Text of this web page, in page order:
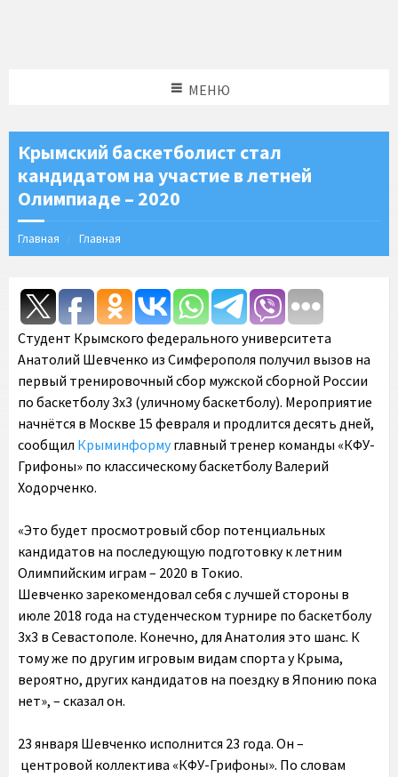
МЕНЮ
Крымский баскетболист стал
кандидатом на участие в летней
Олимпиаде – 2020
Главная Главная
Студент Крымского федерального университета
Анатолий Шевченко из Симферополя получил вызов на
первый тренировочный сбор мужской сборной России
по баскетболу 3х3 (уличному баскетболу). Мероприятие
начнётся в Москве 15 февраля и продлится десять дней,
сообщил Крыминформуглавный тренер команды «КФУ-
Грифоны» по классическому баскетболу Валерий
Ходорченко.
«Это будет просмотровый сбор потенциальных
кандидатов на последующую подготовку к летним
Олимпийским играм – 2020 в Токио.
Шевченко зарекомендовал себя с лучшей стороны в
июле 2018 года на студенческом турнире по баскетболу
3х3 в Севастополе. Конечно, для Анатолия это шанс. К
тому же по другим игровым видам спорта у Крыма,
вероятно, других кандидатов на поездку в Японию пока
нет», – сказал он.
23 января Шевченко исполнится 23 года. Он –
центровой коллектива «КФУ-Грифоны». По словам